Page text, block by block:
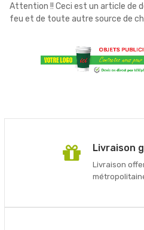
Attention !! Ceci est un article de
feu et de toute autre source de
Livraison
Livraison